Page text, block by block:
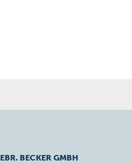
BECKER GMBH